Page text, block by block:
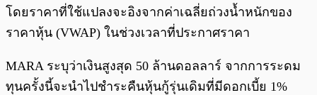
โดยราคาที่ใช้แปลงจะอิงจากค่าเฉลี่ยถ่วงน้ำหนักของ
ราคาหุ้น (VWAP) ในช่วงเวลาที่ประกาศราคา
MARA ระบุว่าเงินสูงสุด 50 ล้านดอลลาร์ จากการระดม
ทุนครั้งนี้จะนำไปชำระคืนหุ้นกู้รุ่นเดิมที่มีดอกเบี้ย 1%